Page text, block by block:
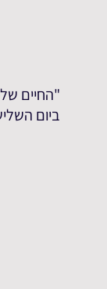
"החיים
ביום